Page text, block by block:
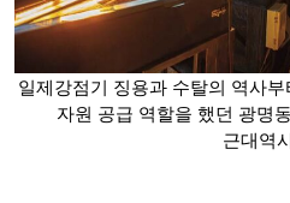
일제강점기 징용과 수탈의 역사
자원 공급 역할을 했던 광명
근대역